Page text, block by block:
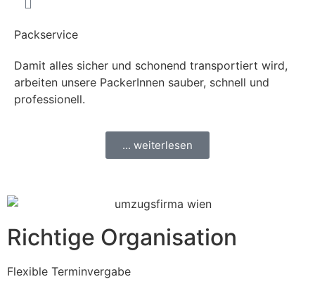
Packservice
Damit alles sicher und schonend transportiert wird,
arbeiten unsere PackerInnen sauber, schnell und
professionell.
... weiterlesen
Richtige Organisation
Flexible Terminvergabe